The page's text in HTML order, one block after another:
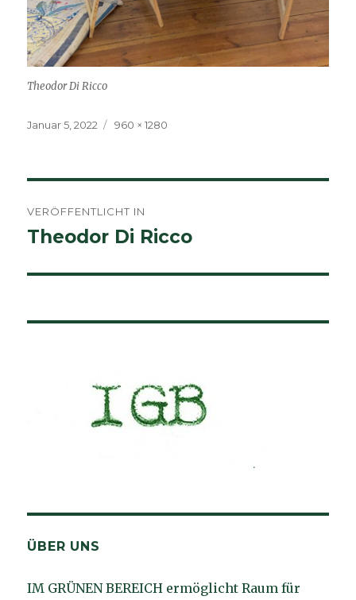
Theodor Di Ricco
Veröffentlicht
Januar 5, 2022
Volle
960 × 1280
VERÖFFENTLICHT IN
Theodor Di Ricco
ÜBER UNS
IM GRÜNEN BEREICH ermöglicht Raum für